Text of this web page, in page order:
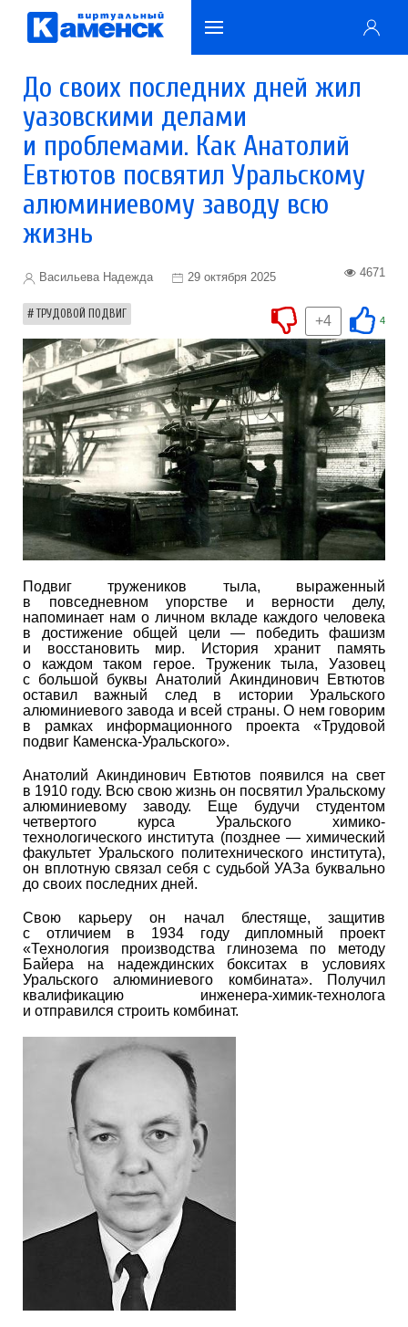
До своих последних дней жил
уазовскими делами
и проблемами. Как Анатолий
Евтютов посвятил Уральскому
алюминиевому заводу всю
жизнь
Васильева Надежда 29 октября 2025 4671
ТРУДОВОЙ ПОДВИГ 4
+4
Подвиг тружеников тыла, выраженный
в повседневном упорстве и верности делу,
напоминает нам о личном вкладе каждого человека
в достижение общей цели — победить фашизм
и восстановить мир. История хранит память
о каждом таком герое. Труженик тыла, Уазовец
с большой буквы Анатолий Акиндинович Евтютов
оставил важный след в истории Уральского
алюминиевого завода и всей страны. О нем говорим
в рамках информационного проекта «Трудовой
подвиг Каменска-Уральского».
Анатолий Акиндинович Евтютов появился на свет
в 1910 году. Всю свою жизнь он посвятил Уральскому
алюминиевому заводу. Еще будучи студентом
четвертого курса Уральского химико-
технологического института (позднее — химический
факультет Уральского политехнического института),
он вплотную связал себя с судьбой УАЗа буквально
до своих последних дней.
Свою карьеру он начал блестяще, защитив
с отличием в 1934 году дипломный проект
«Технология производства глинозема по методу
Байера на надеждинских бокситах в условиях
Уральского алюминиевого комбината». Получил
квалификацию инженера-химик-технолога
и отправился строить комбинат.